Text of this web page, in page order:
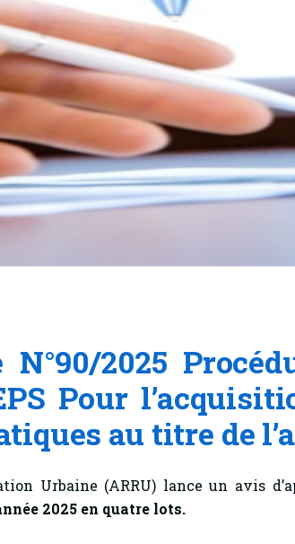
N°90/2025
Pour
au titre de
Urbaine (ARRU) lance un avis
2025 en quatre lots.